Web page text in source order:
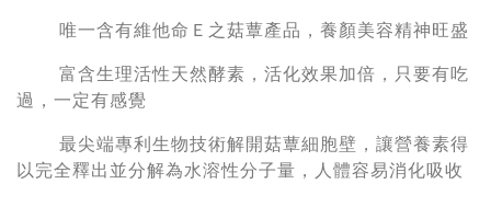
唯一含有維他命Ｅ之菇蕈產品，養顏美容精神旺盛
富含生理活性天然酵素，活化效果加倍，只要有吃
過，一定有感覺
最尖端專利生物技術解開菇蕈細胞壁，讓營養素得
以完全釋出並分解為水溶性分子量，人體容易消化吸收